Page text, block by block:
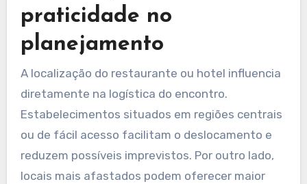
praticidade no
planejamento
A localização do restaurante ou hotel influencia
diretamente na logística do encontro.
Estabelecimentos situados em regiões centrais
ou de fácil acesso facilitam o deslocamento e
reduzem possíveis imprevistos. Por outro lado,
locais mais afastados podem oferecer maior